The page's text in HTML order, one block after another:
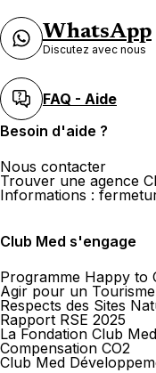
WhatsApp
Discutez avec nous
FAQ - Aide
Besoin d'aide ?
Nous contacter
Trouver une agence
Informations :
Club Med s'engage
Programme Happy to
Agir pour un
Respects des Sites
Rapport RSE 2025
La Fondation Club Med
Compensation CO2
Club Med